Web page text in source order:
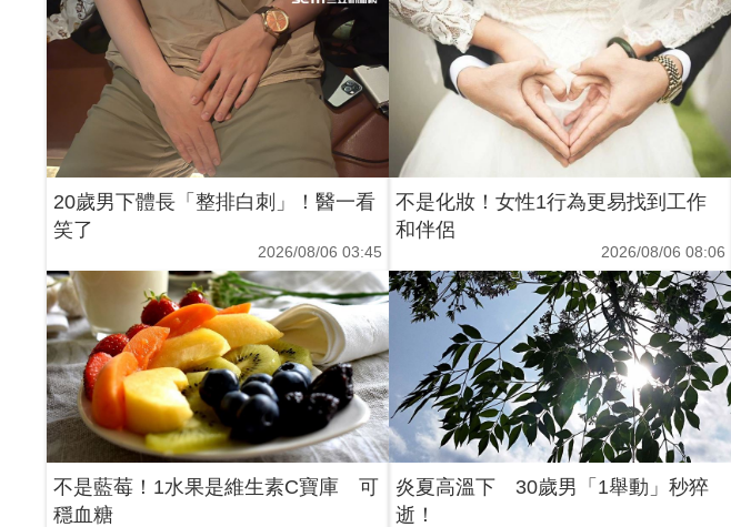
20歲男下體長「整排白刺」！醫一看
笑了
2026/08/06 03:45
不是化妝！女性1行為更易找到工作
和伴侶
2026/08/06 08:06
不是藍莓！1水果是維生素C寶庫 可
穩血糖
炎夏高溫下 30歲男「1舉動」秒猝
逝！